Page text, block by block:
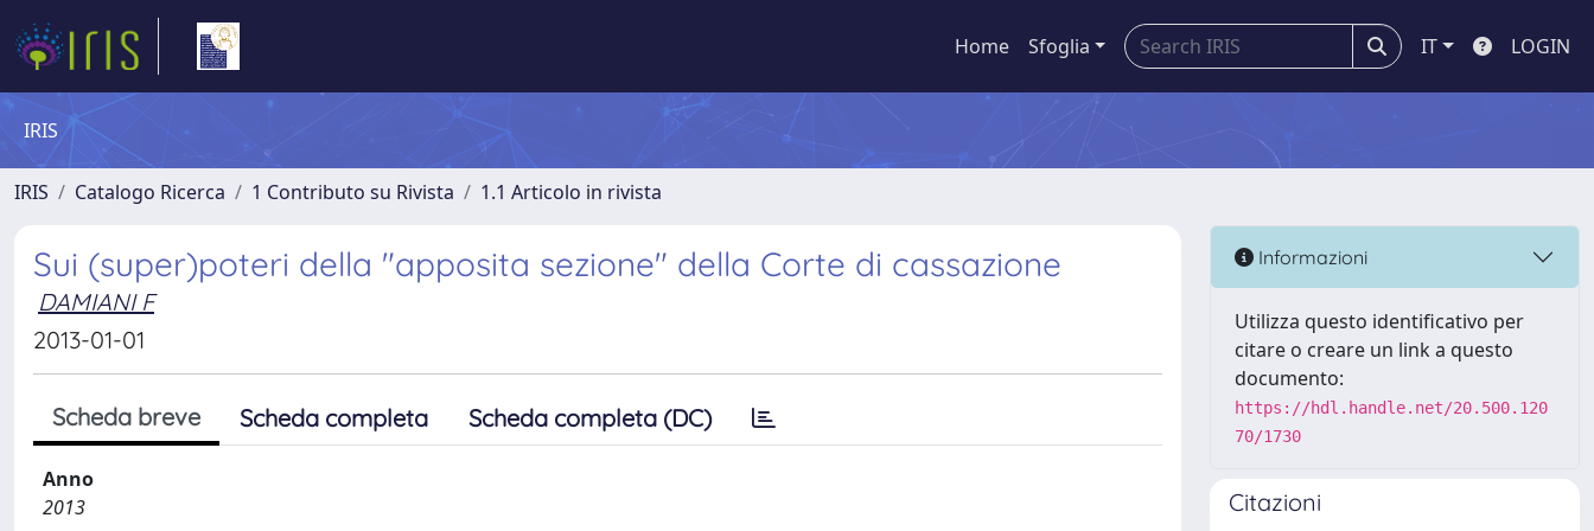
Home Sfoglia IT LOGIN
IRIS
IRIS Catalogo Ricerca 1 Contributo su Rivista 1.1 Articolo in rivista
Sui (super)poteri della "apposita sezione" della Corte di cassazione
DAMIANI F
2013-01-01
Scheda breve Scheda completa Scheda completa (DC)
Anno
2013
Informazioni
Utilizza questo identificativo per
citare o creare un link a questo
documento:
https://hdl.handle.net/20.500.120
70/1730
Citazioni